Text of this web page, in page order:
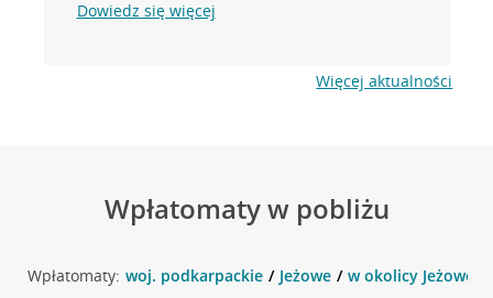
Dowiedz się więcej
Więcej aktualności
Wpłatomaty w pobliżu
Wpłatomaty: woj. podkarpackie Jeżowe w okolicy Jeżowe